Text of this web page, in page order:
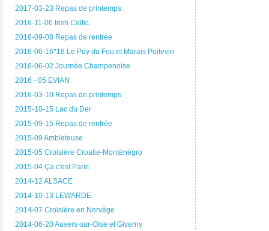
2017-03-23 Repas de printemps
2016-11-06 Irish Celtic
2016-09-08 Repas de rentrée
2016-06-16*18 Le Puy du Fou et Marais Poitevin
2016-06-02 Journée Champenoise
2016 - 05 EVIAN
2016-03-10 Repas de printemps
2015-10-15 Lac du Der
2015-09-15 Repas de rentrée
2015-09 Ambleteuse
2015-05 Croisière Croatie-Monténégro
2015-04 Ça c'est Paris
2014-12 ALSACE
2014-10-13 LEWARDE
2014-07 Croisière en Norvège
2014-06-20 Auvers-sur-Oise et Giverny